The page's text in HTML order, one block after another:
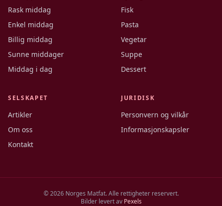
Rask middag
Enkel middag
Billig middag
Sunne middager
Middag i dag
Fisk
Pasta
Vegetar
Suppe
Dessert
SELSKAPET
Artikler
Om oss
Kontakt
JURIDISK
Personvern og vilkår
Informasjonskapsler
©2026Norges Matfat. Alle rettigheter reservert.
Bilder levert av Pexels